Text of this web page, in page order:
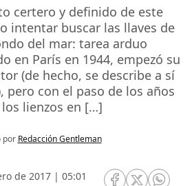
certero y definido de este
intentar buscar las llaves de
del mar: tarea arduo
en París en 1944, empezó su
(de hecho, se describe a sí
pero con el paso de los años
lienzos en […]
por Redacción Gentleman
de 2017 | 05:01